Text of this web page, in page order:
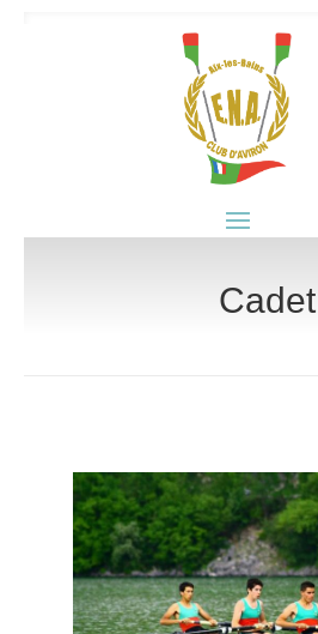
Cadet